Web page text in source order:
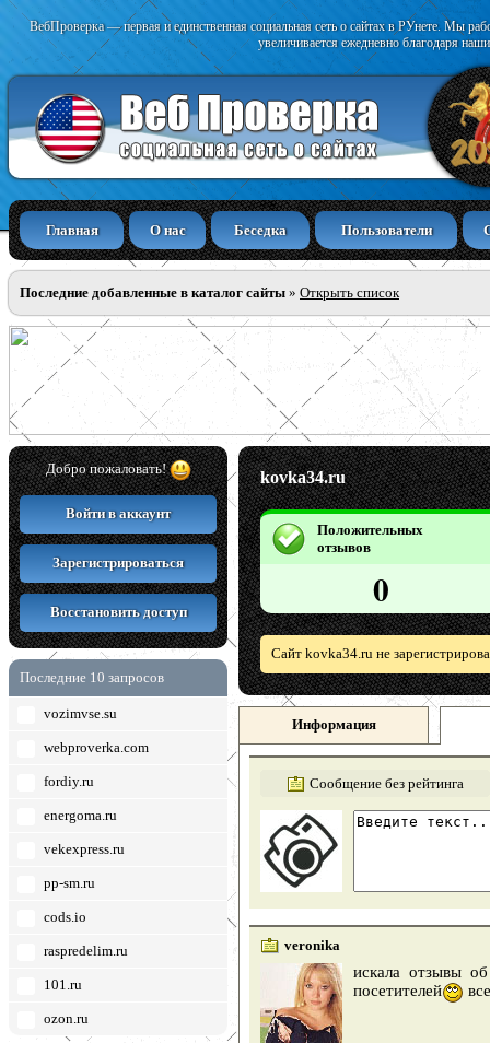
ВебПроверка — первая и единственная социальная сеть о сайтах в РУнете. Мы
увеличивается ежедневно благодаря
Главная О нас Беседка Пользователи
Последние добавленные в каталог сайты » Открыть список
Добро пожаловать!
Войти в аккаунт
Зарегистрироваться
Восстановить доступ
Последние 10 запросов
vozimvse.su
webproverka.com
fordiy.ru
energoma.ru
vekexpress.ru
pp-sm.ru
cods.io
raspredelim.ru
101.ru
ozon.ru
kovka34.ru
Положительных
отзывов
0
Сайт kovka34.ru не
Информация
Сообщение без рейтинга
veronika
искала отзывы
посетителей